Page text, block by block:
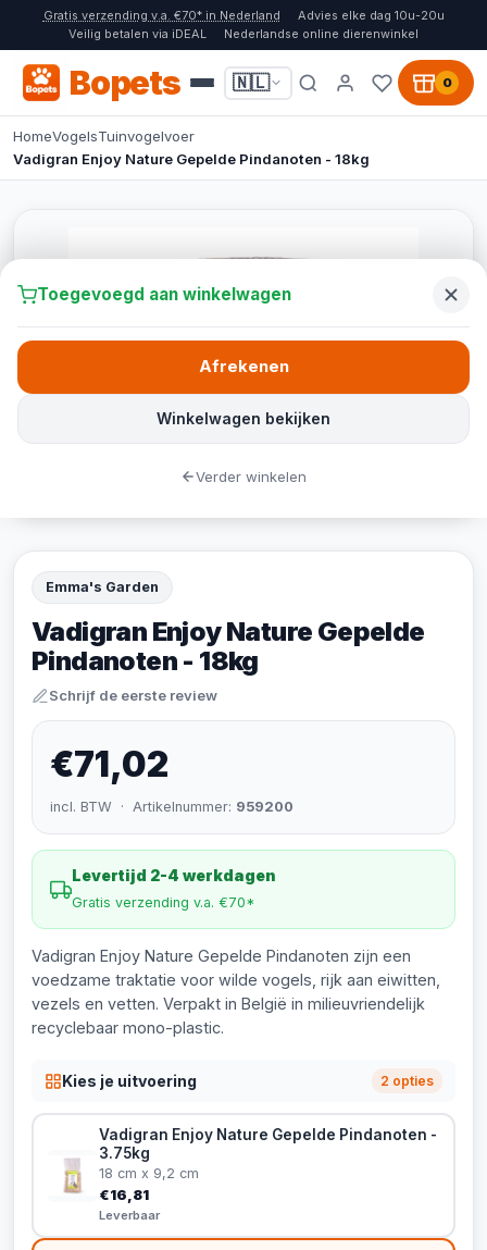
Gratis verzending v.a. €70* in Nederland
Advies elke dag 10u-20u
Veilig betalen via iDEAL
Nederlandse online dierenwinkel
Bopets 🇳🇱 0
HomeVogelsTuinvogelvoer
Vadigran Enjoy Nature Gepelde Pindanoten - 18kg
Emma's Garden
Vadigran Enjoy Nature Gepelde
Pindanoten - 18kg
Schrijf de eerste review
€71,02
incl. BTW · Artikelnummer: 959200
Levertijd 2-4 werkdagen
Gratis verzending v.a. €70*
Vadigran Enjoy Nature Gepelde Pindanoten zijn een
voedzame traktatie voor wilde vogels, rijk aan eiwitten,
vezels en vetten. Verpakt in België in milieuvriendelijk
recyclebaar mono-plastic.
Kies je uitvoering 2 opties
Vadigran Enjoy Nature Gepelde Pindanoten -
3.75kg
18 cm x 9,2 cm
€16,81
Leverbaar
Toegevoegd aan winkelwagen
Winkelwagen bekijken
Afrekenen
Verder winkelen